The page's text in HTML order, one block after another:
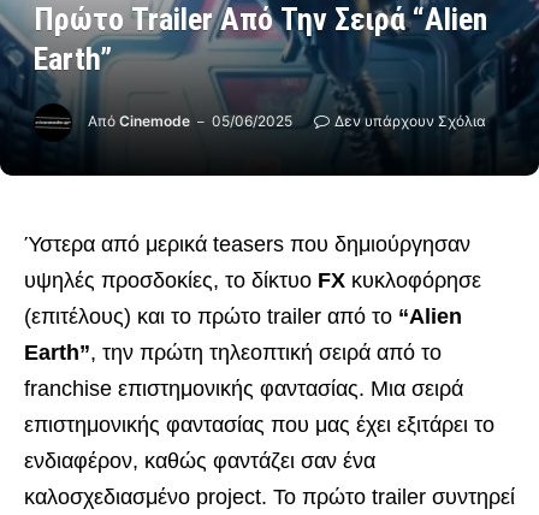
Πρώτο Trailer Από Την Σειρά “Alien
Earth”
Από Cinemode 05/06/2025 Δεν υπάρχουν Σχόλια
Ύστερα από μερικά teasers που δημιούργησαν
υψηλές προσδοκίες, το δίκτυο FX κυκλοφόρησε
(επιτέλους) και το πρώτο trailer από το “Alien
Earth”, την πρώτη τηλεοπτική σειρά από το
franchise επιστημονικής φαντασίας. Μια σειρά
επιστημονικής φαντασίας που μας έχει εξιτάρει το
ενδιαφέρον, καθώς φαντάζει σαν ένα
καλοσχεδιασμένο project. Το πρώτο trailer συντηρεί